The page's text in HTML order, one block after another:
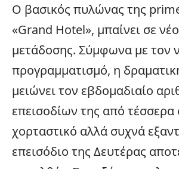
Ο βασικός πυλώνας της
«Grand Hotel», μπαίνει σε
μετάδοσης. Σύμφωνα με τον
προγραμματισμό, η
μειώνει τον εβδομαδιαίο
επεισοδίων της από τέσσερα
χορταστικό αλλά συχνά
επεισόδιο της Δευτέρας